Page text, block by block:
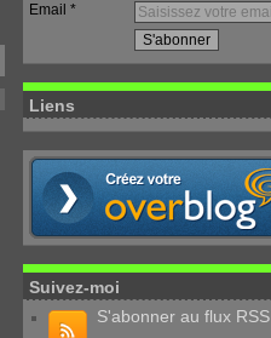
Email
Liens
Suivez-moi
S'abonner au flux RSS